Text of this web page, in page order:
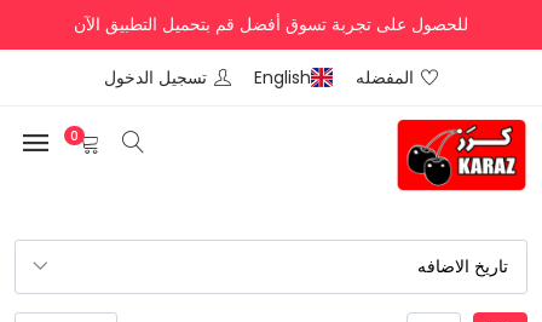
للحصول على تجربة تسوق أفضل قم بتحميل التطبيق الآن
المفضله English تسجيل الدخول
0